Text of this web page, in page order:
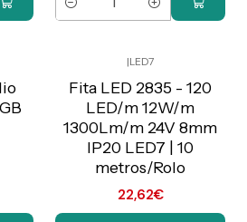
Quantidade
C/IVA
|LED7
Fita LED 2835 - 120
LED/m 12W/m
1300Lm/m 24V 8mm
IP20 LED7 | 10
metros/Rolo
22,62€